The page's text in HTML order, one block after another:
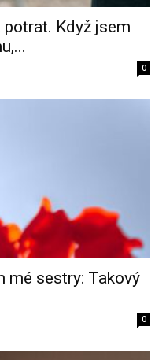
Když jsem
0
mé sestry: Takový
0